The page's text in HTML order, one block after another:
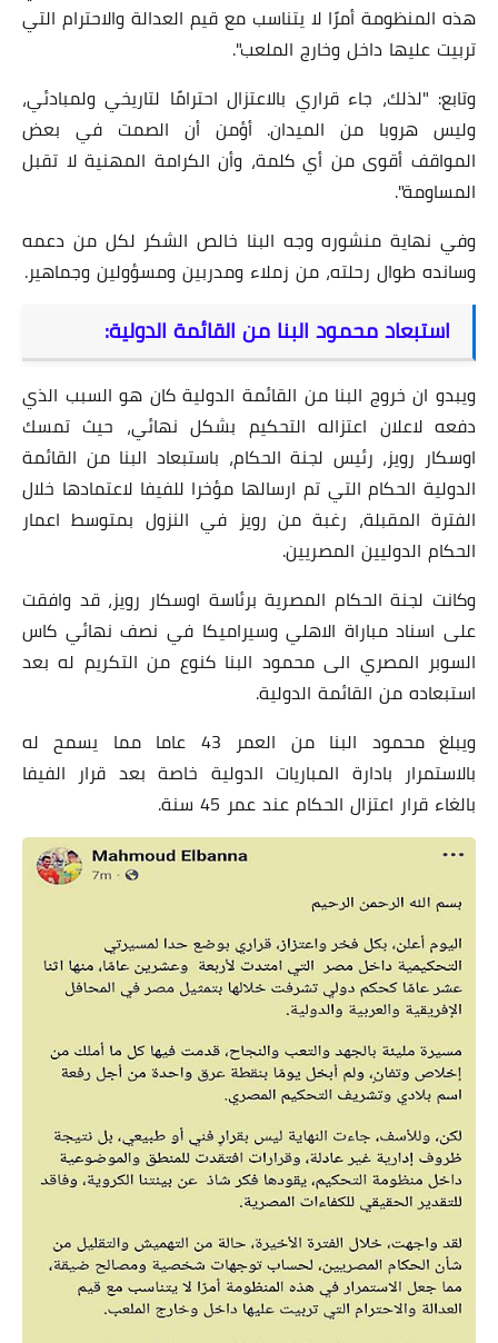
هذه المنظومة أمرًا لا يتناسب مع قيم العدالة والاحترام التي
تربيت عليها داخل وخارج الملعب".
وتابع: "لذلك، جاء قراري بالاعتزال احترامًا لتاريخي ولمبادئي،
وليس هروبا من الميدان. أؤمن أن الصمت في بعض
المواقف أقوى من أي كلمة، وأن الكرامة المهنية لا تقبل
المساومة".
وفي نهاية منشوره وجه البنا خالص الشكر لكل من دعمه
وسانده طوال رحلته، من زملاء ومدربين ومسؤولين وجماهير.
استبعاد محمود البنا من القائمة الدولية:
ويبدو ان خروج البنا من القائمة الدولية كان هو السبب الذي
دفعه لاعلان اعتزاله التحكيم بشكل نهائي، حيث تمسك
اوسكار رويز، رئيس لجنة الحكام، باستبعاد البنا من القائمة
الدولية الحكام التي تم ارسالها مؤخرا للفيفا لاعتمادها خلال
الفترة المقبلة، رغبة من رويز في النزول بمتوسط اعمار
الحكام الدوليين المصريين.
وكانت لجنة الحكام المصرية برئاسة اوسكار رويز، قد وافقت
على اسناد مباراة الاهلي وسيراميكا في نصف نهائي كاس
السوبر المصري الى محمود البنا كنوع من التكريم له بعد
استبعاده من القائمة الدولية.
ويبلغ محمود البنا من العمر 43 عاما مما يسمح له
بالاستمرار بادارة المباريات الدولية خاصة بعد قرار الفيفا
بالغاء قرار اعتزال الحكام عند عمر 45 سنة.